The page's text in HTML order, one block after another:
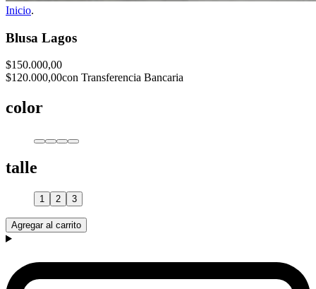
Inicio.
Blusa Lagos
$150.000,00
$120.000,00con Transferencia Bancaria
color
talle
1 2 3
Agregar al carrito